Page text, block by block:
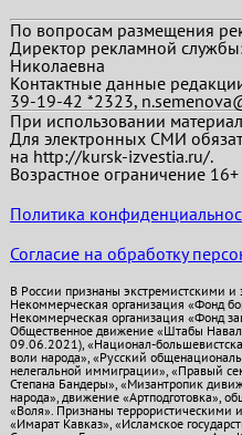
По вопросам размещения
Директор рекламной
Николаевна
Контактные данные
39-19-42 *2323,
При использовании
Для электронных СМИ
на http://kursk-izvestia.ru/.
Возрастное ограничение 16+
Политика
Согласие на обработку
В России признаны экстремистскими
Некоммерческая организация «Фонд
Некоммерческая организация «Фонд
Общественное движение «Штабы
09.06.2021), «Национал-
воли народа», «Русский
нелегальной иммиграции», «Правый
Степана Бандеры», «Мизантропик
народа», движение «Артподготовка»,
«Воля». Признаны террористическими
«Имарат Кавказ», «Исламское